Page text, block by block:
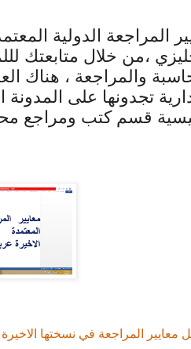
المراجعة الدولية
،من خلال متابعتك
والمراجعة ، هناك
تجدونها على
قسم كتب ومراجع
معايير المراجعة في نسختها